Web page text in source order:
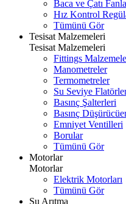
Baca ve Çatı
Hız Kontrol
Tümünü Gör
Tesisat Malzemeleri
Tesisat Malzemeleri
Fittings
Manometreler
Termometreler
Su Seviye
Basınç Şalterleri
Basınç
Emniyet Ventilleri
Borular
Tümünü Gör
Motorlar
Motorlar
Elektrik Motorları
Tümünü Gör
Su Arıtma